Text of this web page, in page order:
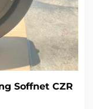
Soffnet CZR